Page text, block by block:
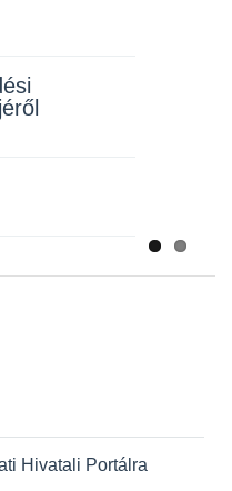
Hivatali Portálra